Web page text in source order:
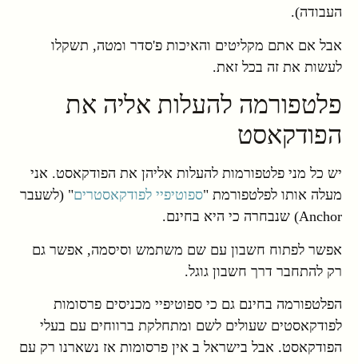
העבודה).
אבל אם אתם מקליטים והאיכות פ'סדר ומטה, תשקלו
לעשות את זה בכל זאת.
פלטפורמה להעלות אליה את
הפודקאסט
יש כל מני פלטפורמות להעלות אליהן את הפודקאסט. אני
מעלה אותו לפלטפורמת "ספוטיפיי לפודקאסטרים" (לשעבר
Anchor) שנבחרה כי היא בחינם.
אפשר לפתוח חשבון עם שם משתמש וסיסמה, אפשר גם
רק להתחבר דרך חשבון גוגל.
הפלטפורמה בחינם גם כי ספוטיפיי מכניסים פרסומות
לפודקאסטים שעולים לשם ומתחלקת ברווחים עם בעלי
הפודקאסט. אבל בישראל ב אין פרסומות אז נשארנו רק עם